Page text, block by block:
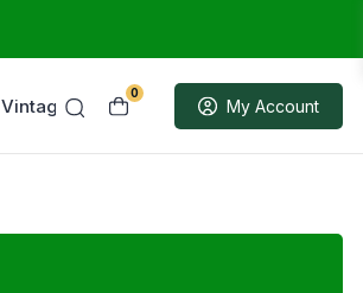
0
My Account
Vintage Sample